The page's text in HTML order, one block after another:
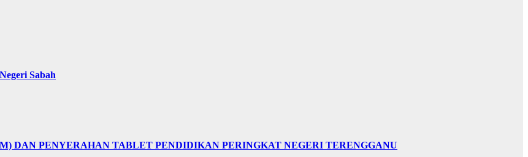
Sabah
DAN PENYERAHAN TABLET PENDIDIKAN PERINGKAT NEGERI TERENGGANU